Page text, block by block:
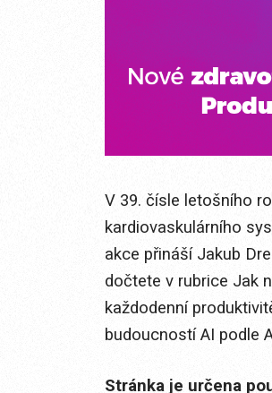
V 39. čísle letošního
kardiovaskulárního
akce přináší Jakub
dočtete v rubrice Jak
každodenní
budoucností AI podle
Stránka je určena